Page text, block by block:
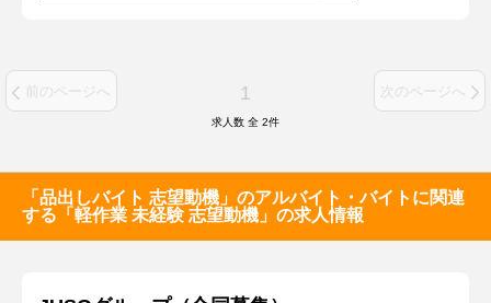
前のページへ 1 次のページへ
求人数 全 2件
「品出しバイト 志望動機」のアルバイト・バイトに関連
する「軽作業 未経験 志望動機」の求人情報